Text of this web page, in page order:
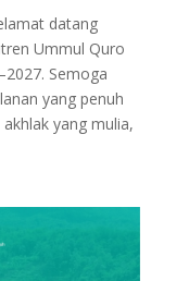
datang
Ummul Quro
Semoga
yang penuh
yang mulia,